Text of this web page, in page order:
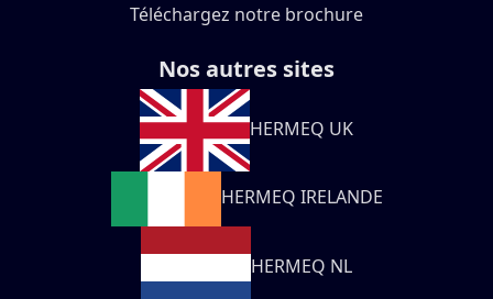
Téléchargez notre brochure
Nos autres sites
HERMEQ UK
HERMEQ IRELANDE
HERMEQ NL